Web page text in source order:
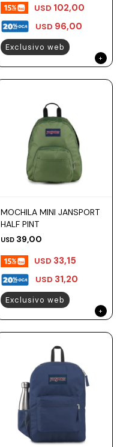
USD 96,00
USD 102,00
Exclusivo web
MOCHILA MINI JANSPORT
HALF PINT
USD 39,00
USD 31,20
USD 33,15
Exclusivo web